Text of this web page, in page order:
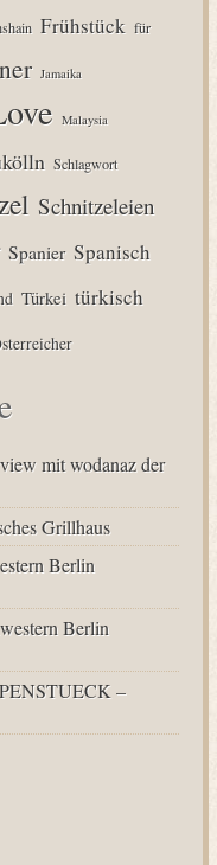
Frühstück für
Jamaika
Malaysia
Schlagwort
Schnitzeleien
Spanier Spanisch
Türkei türkisch
mit wodanaz der
Grillhaus
Berlin
Berlin
–